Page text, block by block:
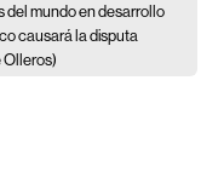
del mundo en desarrollo
causará la disputa
Olleros)